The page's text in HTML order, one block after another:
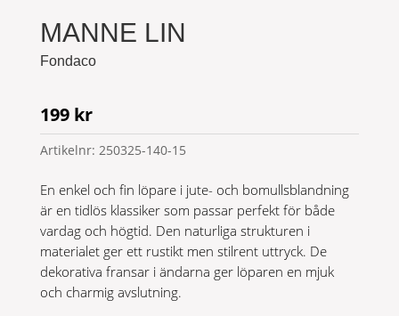
MANNE LIN
Fondaco
199 kr
Artikelnr: 250325-140-15
En enkel och fin löpare i jute- och bomullsblandning
är en tidlös klassiker som passar perfekt för både
vardag och högtid. Den naturliga strukturen i
materialet ger ett rustikt men stilrent uttryck. De
dekorativa fransar i ändarna ger löparen en mjuk
och charmig avslutning.